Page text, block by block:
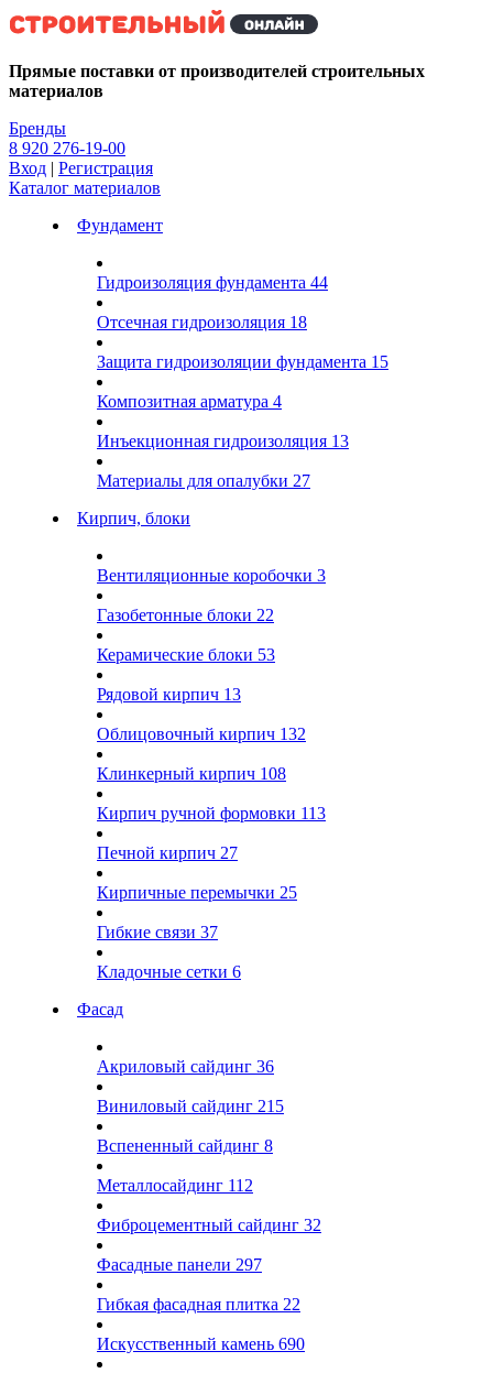
Kg
Прямые поставки от производителей строительных
материалов
Бренды
8 920 276-19-00
Вход | Регистрация
Каталог материалов
Фундамент
Гидроизоляция фундамента 44
Отсечная гидроизоляция 18
Защита гидроизоляции фундамента 15
Композитная арматура 4
Инъекционная гидроизоляция 13
Материалы для опалубки 27
Кирпич, блоки
Вентиляционные коробочки 3
Газобетонные блоки 22
Керамические блоки 53
Рядовой кирпич 13
Облицовочный кирпич 132
Клинкерный кирпич 108
Кирпич ручной формовки 113
Печной кирпич 27
Кирпичные перемычки 25
Гибкие связи 37
Кладочные сетки 6
Фасад
Акриловый сайдинг 36
Виниловый сайдинг 215
Вспененный сайдинг 8
Металлосайдинг 112
Фиброцементный сайдинг 32
Фасадные панели 297
Гибкая фасадная плитка 22
Искусственный камень 690